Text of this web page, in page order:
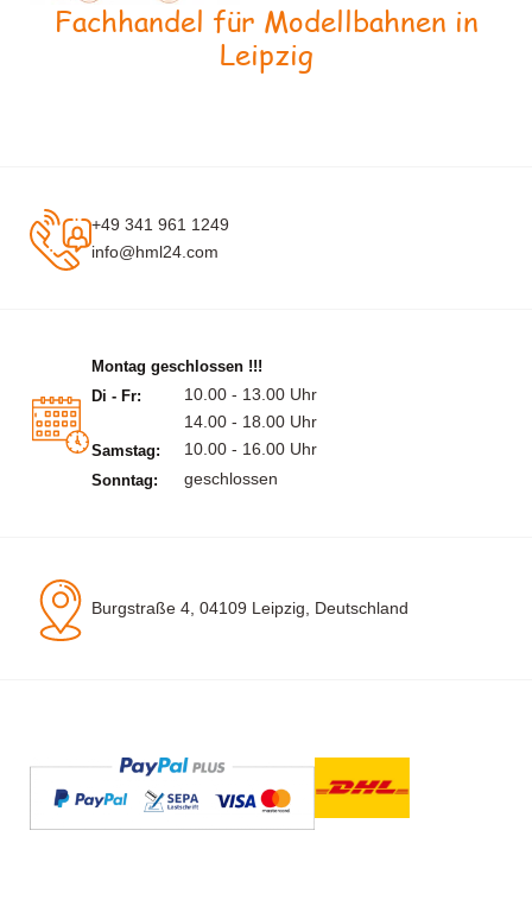
Fachhandel für Modellbahnen in
Leipzig
+49 341 961 1249
info@hml24.com
Montag geschlossen !!!
Di - Fr:
10.00 - 13.00 Uhr
14.00 - 18.00 Uhr
Samstag: 10.00 - 16.00 Uhr
Sonntag: geschlossen
Burgstraße 4, 04109 Leipzig, Deutschland